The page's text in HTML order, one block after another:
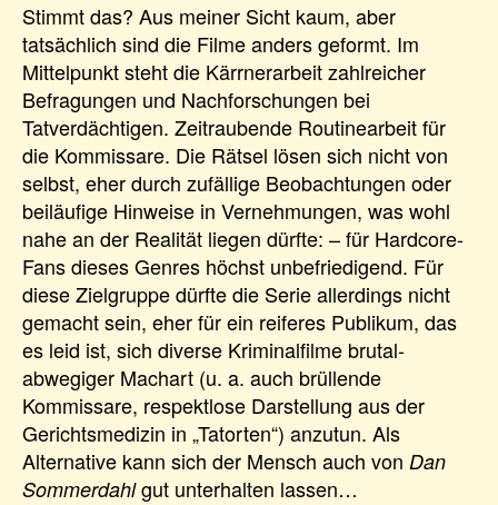
Stimmt das? Aus meiner Sicht kaum, aber
tatsächlich sind die Filme anders geformt. Im
Mittelpunkt steht die Kärrnerarbeit zahlreicher
Befragungen und Nachforschungen bei
Tatverdächtigen. Zeitraubende Routinearbeit für
die Kommissare. Die Rätsel lösen sich nicht von
selbst, eher durch zufällige Beobachtungen oder
beiläufige Hinweise in Vernehmungen, was wohl
nahe an der Realität liegen dürfte: – für Hardcore-
Fans dieses Genres höchst unbefriedigend. Für
diese Zielgruppe dürfte die Serie allerdings nicht
gemacht sein, eher für ein reiferes Publikum, das
es leid ist, sich diverse Kriminalfilme brutal-
abwegiger Machart (u. a. auch brüllende
Kommissare, respektlose Darstellung aus der
Gerichtsmedizin in „Tatorten“) anzutun. Als
Alternative kann sich der Mensch auch von Dan
Sommerdahlgut unterhalten lassen…